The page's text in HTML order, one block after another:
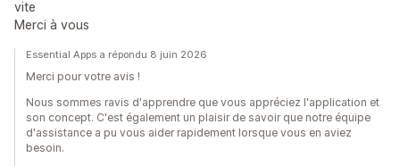
vite
Merci à vous
Essential Apps a répondu 8 juin 2026
Merci pour votre avis !
Nous sommes ravis d'apprendre que vous appréciez l'application et
son concept. C'est également un plaisir de savoir que notre équipe
d'assistance a pu vous aider rapidement lorsque vous en aviez
besoin.